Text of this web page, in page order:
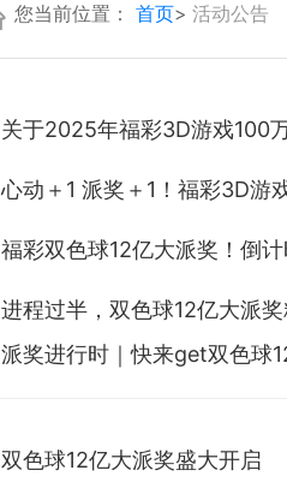
您当前位置： 首页 活动公告
关于2025年福彩3D游戏100
心动＋1 派奖＋1！福彩3D游
福彩双色球12亿大派奖！倒计
进程过半，双色球12亿大派
派奖进行时｜快来get双色球
双色球12亿大派奖盛大开启